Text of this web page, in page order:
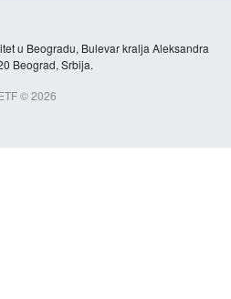
u Beogradu, Bulevar kralja Aleksandra
Beograd, Srbija.
© 2026